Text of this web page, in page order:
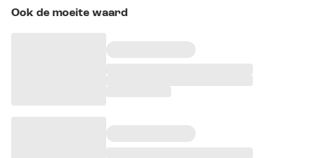
Ook de moeite waard